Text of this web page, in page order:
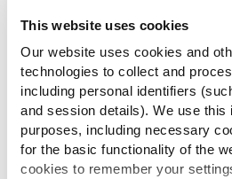
This website uses cookies
Our website uses cookies and
technologies to collect and
including personal identifiers
and session details). We use this
purposes, including necessary
for the basic functionality of the
cookies to remember your
SureCrisp